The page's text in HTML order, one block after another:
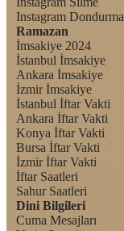
Instagram Dondurma
Ramazan
İmsakiye 2024
İstanbul İmsakiye
Ankara İmsakiye
İzmir İmsakiye
İstanbul İftar Vakti
Ankara İftar Vakti
Konya İftar Vakti
Bursa İftar Vakti
İzmir İftar Vakti
İftar Saatleri
Sahur Saatleri
Dini Bilgileri
Cuma Mesajları